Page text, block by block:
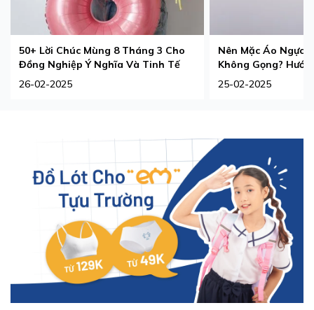
50+ Lời Chúc Mùng 8 Tháng 3 Cho
Đồng Nghiệp Ý Nghĩa Và Tinh Tế
26-02-2025
Nên Mặc Áo Ngực
Không Gọng?
Phù Hợp Nhất
25-02-2025